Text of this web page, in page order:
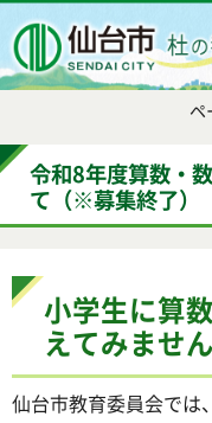
ペ
令和8年度算数・
て（※募集終了）
小学生に算
えてみませ
仙台市教育委員会では